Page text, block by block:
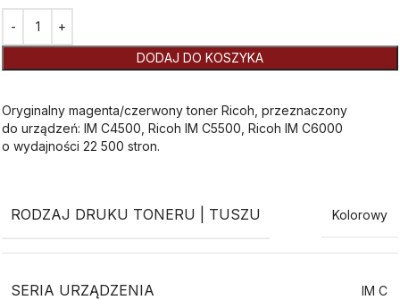
DODAJ DO KOSZYKA
Oryginalny magenta/czerwony toner Ricoh, przeznaczony
do urządzeń: IM C4500, Ricoh IM C5500, Ricoh IM C6000
o wydajności 22 500 stron.
RODZAJ DRUKU TONERU | TUSZU Kolorowy
SERIA URZĄDZENIA IM C